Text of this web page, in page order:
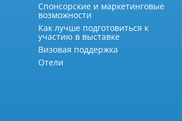
Спонсорские и маркетинговые
возможности
Как лучше подготовиться к
участию в выставке
Визовая поддержка
Отели